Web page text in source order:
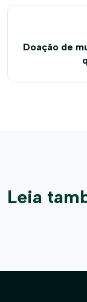
Doação de
Leia